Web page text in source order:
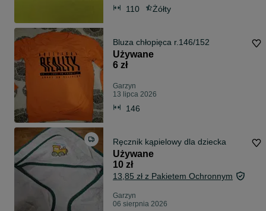
110 Żółty
Bluza chłopięca r.146/152
Używane
6 zł
Garzyn
13 lipca 2026
146
Ręcznik kąpielowy dla dziecka
Używane
10 zł
13,85 zł z Pakietem Ochronnym
Garzyn
06 sierpnia 2026